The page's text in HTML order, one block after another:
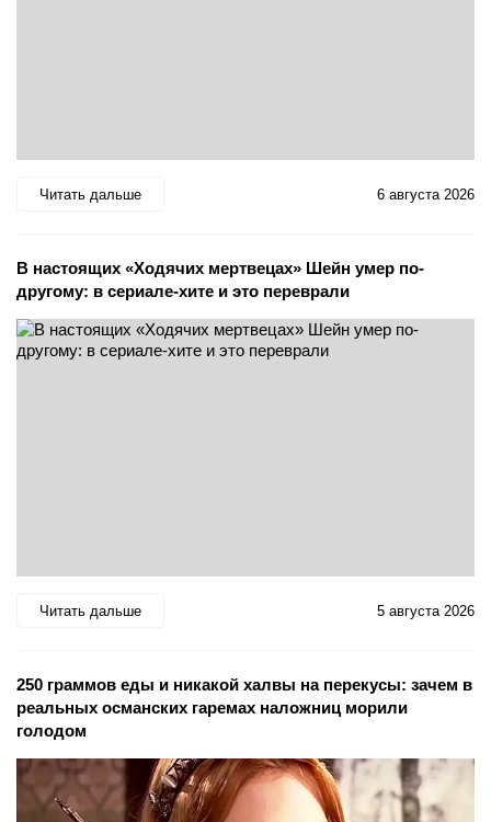
Читать дальше 6 августа 2026
В настоящих «Ходячих мертвецах» Шейн умер по-
другому: в сериале-хите и это переврали
Читать дальше 5 августа 2026
250 граммов еды и никакой халвы на перекусы: зачем в
реальных османских гаремах наложниц морили
голодом